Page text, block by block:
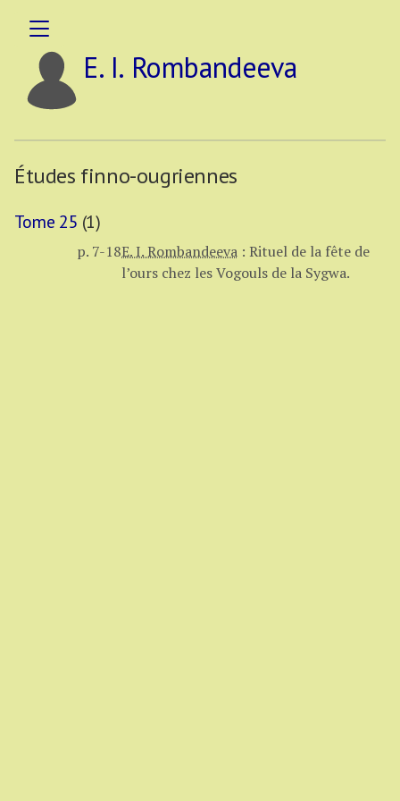
E. I. Rombandeeva
Études finno-ougriennes
Tome 25 (1)
p. 7-18E. I. Rombandeeva : Rituel de la fête de
l’ours chez les Vogouls de la Sygwa.